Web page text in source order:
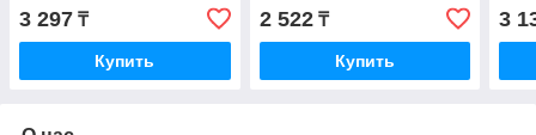
3 297 ₸
Купить
2 522₸
Купить
3